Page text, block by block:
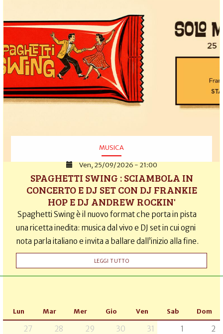
MUSICA
Ven, 25/09/2026 - 21:00
SPAGHETTI SWING : SCIAMBOLA IN
CONCERTO E DJ SET CON DJ FRANKIE
HOP E DJ ANDREW ROCKIN'
Spaghetti Swing è il nuovo format che porta in pista
una ricetta inedita: musica dal vivo e DJ set in cui ogni
nota parla italiano e invita a ballare dall’inizio alla fine.
LEGGI TUTTO
Lun Mar Mer Gio Ven Sab Dom
27 28 29 30 31 1
2